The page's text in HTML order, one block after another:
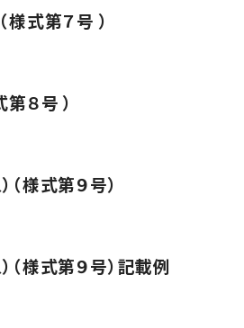
式第７号 ）
８号 ）
様式第９号）
様式第９号）記載例